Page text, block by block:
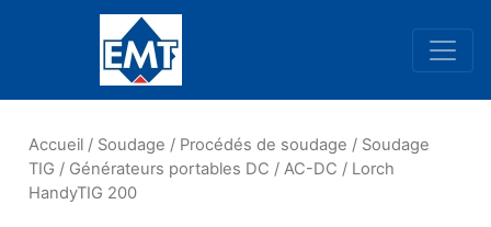
Navigation principale
Accueil / Soudage / Procédés de soudage / Soudage
TIG / Générateurs portables DC / AC-DC / Lorch
HandyTIG 200